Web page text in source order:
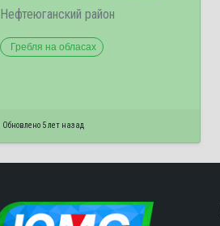
Нефтеюганский район
Гребля на обласах
Обновлено 5 лет назад